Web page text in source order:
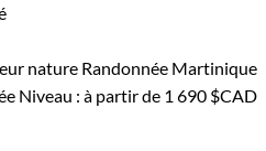
nature Randonnée Martinique
Niveau : à partir de 1 690 $CAD